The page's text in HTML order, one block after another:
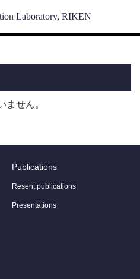
Laboratory, RIKEN
ません。
Publications
Resent publications
Presentations